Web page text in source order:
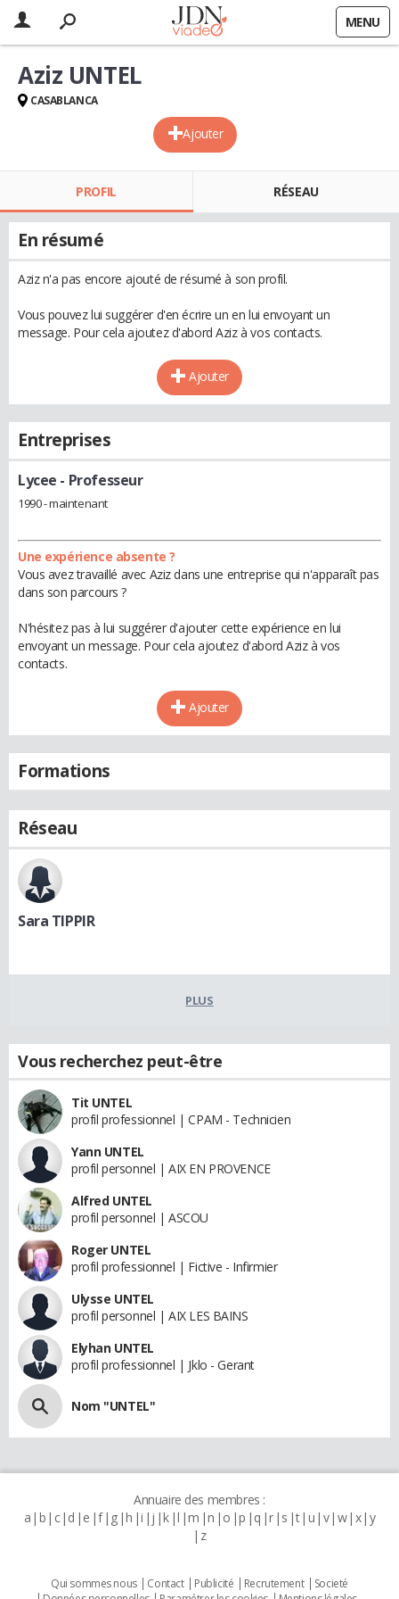
MENU
Ajouter
Aziz UNTEL
CASABLANCA
PROFIL RÉSEAU
En résumé
Aziz n'a pas encore ajouté de résumé à son profil.
Vous pouvez lui suggérer d'en écrire un en lui envoyant un
message. Pour cela ajoutez d'abord Aziz à vos contacts.
Ajouter
Entreprises
Lycee - Professeur
1990 - maintenant
Une expérience absente ?
Vous avez travaillé avec Aziz dans une entreprise qui n'apparaît pas
dans son parcours ?
N'hésitez pas à lui suggérer d'ajouter cette expérience en lui
envoyant un message. Pour cela ajoutez d'abord Aziz à vos
contacts.
Ajouter
Formations
Réseau
Sara TIPPIR
PLUS
Vous recherchez peut-être
Tit UNTEL
profil professionnel | CPAM - Technicien
Yann UNTEL
profil personnel | AIX EN PROVENCE
Alfred UNTEL
profil personnel | ASCOU
Roger UNTEL
profil professionnel | Fictive - Infirmier
Ulysse UNTEL
profil personnel | AIX LES BAINS
Elyhan UNTEL
profil professionnel | Jklo - Gerant
Nom "UNTEL"
Annuaire des membres :
a b c d e f g h i j k l m n o p q r s t u v w x y
z
Qui sommes nous Contact Publicité Recrutement
Societé